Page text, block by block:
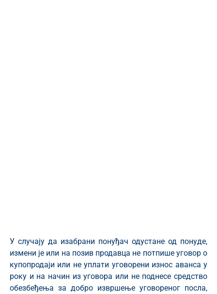
У случају да изабрани понуђач одустане од понуде,
измени је или на позив продавца не потпише уговор о
купопродаји или не уплати уговорени износ аванса у
року и на начин из уговора или не поднесе средство
обезбеђења за добро извршење уговореног посла,